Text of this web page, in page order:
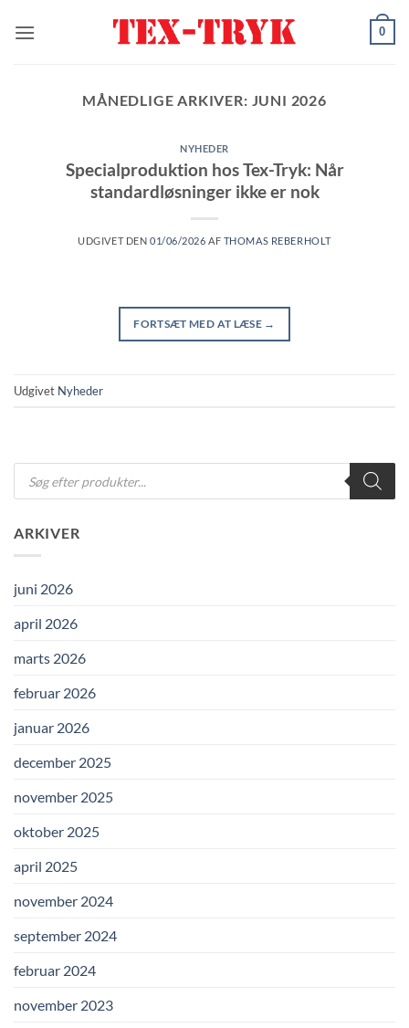
0
MÅNEDLIGE ARKIVER: JUNI 2026
NYHEDER
Specialproduktion hos Tex-Tryk: Når
standardløsninger ikke er nok
UDGIVET DEN 01/06/2026 AF THOMAS REBERHOLT
FORTSÆT MED AT LÆSE →
Udgivet Nyheder
Products
search
ARKIVER
juni 2026
april 2026
marts 2026
februar 2026
januar 2026
december 2025
november 2025
oktober 2025
april 2025
november 2024
september 2024
februar 2024
november 2023